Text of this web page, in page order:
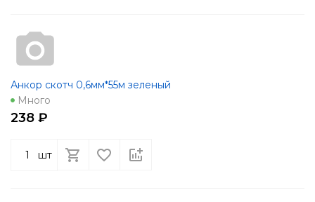
Анкор скотч 0,6мм*55м зеленый
Много
238 ₽
шт